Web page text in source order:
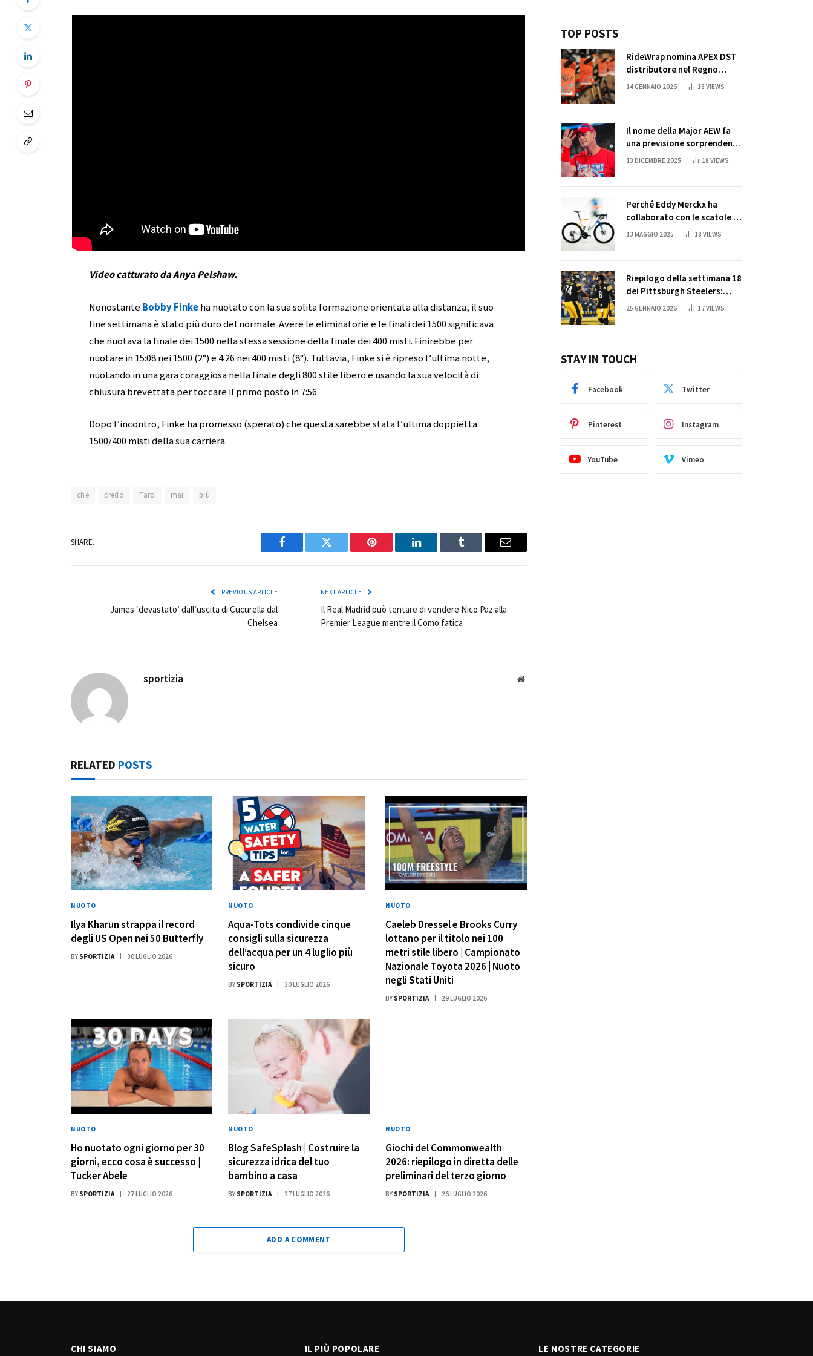
Video catturato da Anya Pelshaw.
Nonostante Bobby Finkeha nuotato con la sua solita formazione orientata alla distanza, il suo
fine settimana è stato più duro del normale. Avere le eliminatorie e le finali dei 1500 significava
che nuotava la finale dei 1500 nella stessa sessione della finale dei 400 misti. Finirebbe per
nuotare in 15:08 nei 1500 (2°) e 4:26 nei 400 misti (8°). Tuttavia, Finke si è ripreso l’ultima notte,
nuotando in una gara coraggiosa nella finale degli 800 stile libero e usando la sua velocità di
chiusura brevettata per toccare il primo posto in 7:56.
Dopo l’incontro, Finke ha promesso (sperato) che questa sarebbe stata l’ultima doppietta
1500/400 misti della sua carriera.
che credo Faro mai più
SHARE.
Facebook Twitter Pinterest LinkedIn Tumblr Email
PREVIOUS ARTICLE
James ‘devastato’ dall’uscita di Cucurella dal
Chelsea
NEXT ARTICLE
Il Real Madrid può tentare di vendere Nico Paz alla
Premier League mentre il Como fatica
sportizia Website
RELATED POSTS
NUOTO
Ilya Kharun strappa il record
degli US Open nei 50 Butterfly
BY SPORTIZIA 30 LUGLIO 2026
NUOTO
Aqua-Tots condivide cinque
consigli sulla sicurezza
dell’acqua per un 4 luglio più
sicuro
BY SPORTIZIA 30 LUGLIO 2026
NUOTO
Caeleb Dressel e Brooks Curry
lottano per il titolo nei 100
metri stile libero | Campionato
Nazionale Toyota 2026 | Nuoto
negli Stati Uniti
BY SPORTIZIA 29 LUGLIO 2026
NUOTO
Ho nuotato ogni giorno per 30
giorni, ecco cosa è successo |
Tucker Abele
BY SPORTIZIA 27 LUGLIO 2026
NUOTO
Blog SafeSplash | Costruire la
sicurezza idrica del tuo
bambino a casa
BY SPORTIZIA 27 LUGLIO 2026
NUOTO
Giochi del Commonwealth
2026: riepilogo in diretta delle
preliminari del terzo giorno
BY SPORTIZIA 26 LUGLIO 2026
ADD A COMMENT
TOP POSTS
RideWrap nomina APEX DST
distributore nel Regno
Unito
14 GENNAIO 2026 18 VIEWS
Il nome della Major AEW fa
una previsione sorprendente
per la partita di ritiro di
13 DICEMBRE 2025 18 VIEWS
Perché Eddy Merckx ha
collaborato con le scatole di
succo di Sun Capri
13 MAGGIO 2025 18 VIEWS
Riepilogo della settimana 18
dei Pittsburgh Steelers:
credi nei miracoli?
25 GENNAIO 2026 17VIEWS
STAY IN TOUCH
Facebook Twitter
Pinterest Instagram
YouTube Vimeo
CHI SIAMO IL PIÙ POPOLARE LE NOSTRE CATEGORIE